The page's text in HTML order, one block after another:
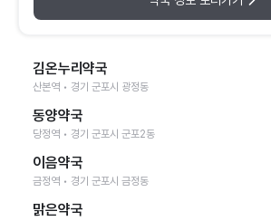
김온누리약국
산본역 • 경기 군포시 광정동
동양약국
당정역 • 경기 군포시 군포2동
이음약국
금정역 • 경기 군포시 금정동
맑은약국